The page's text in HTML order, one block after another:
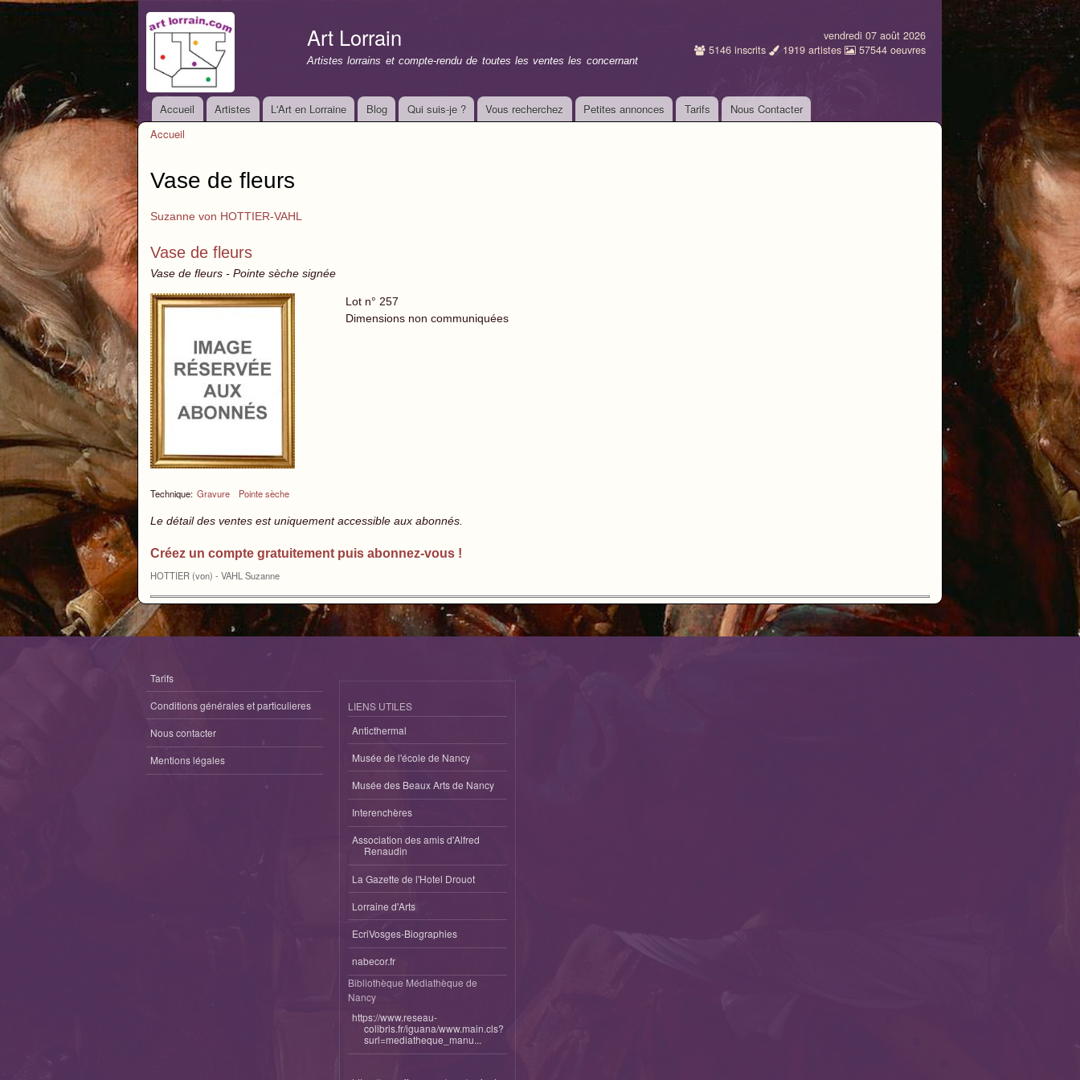
Art Lorrain
Artistes lorrains et compte-rendu de toutes les ventes les concernant
vendredi 07 août 2026
5146 inscrits 1919 artistes 57544 oeuvres
Menu principal
Accueil Artistes L'Art en Lorraine Blog Qui suis-je ? Vous recherchez Petites annonces Tarifs Nous Contacter
Accueil
Vase de fleurs
Suzanne von HOTTIER-VAHL
Vase de fleurs
Vase de fleurs - Pointe sèche signée
Technique: Gravure Pointe sèche
Lot n° 257
Dimensions non communiquées
Le détail des ventes est uniquement accessible aux abonnés.
Créez un compte gratuitement puis abonnez-vous !
HOTTIER (von) - VAHL Suzanne
Tarifs
Conditions générales et particulieres
Nous contacter
Mentions légales
LIENS UTILES
Anticthermal
Musée de l'école de Nancy
Musée des Beaux Arts de Nancy
Interenchères
Association des amis d'Alfred
Renaudin
La Gazette de l'Hotel Drouot
Lorraine d'Arts
EcriVosges-Biographies
nabecor.fr
Bibliothèque Médiathèque de
Nancy
https://www.reseau-
colibris.fr/iguana/www.main.cls?
surl=mediatheque_manu...